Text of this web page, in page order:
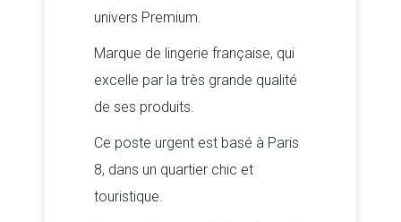
univers Premium.
Marque de lingerie française, qui
excelle par la très grande qualité
de ses produits.
Ce poste urgent est basé à Paris
8, dans un quartier chic et
touristique.